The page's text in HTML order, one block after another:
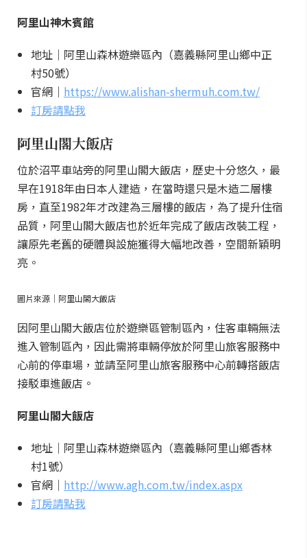
阿里山神木賓館
地址｜阿里山森林遊樂區內（嘉義縣阿里山鄉中正
村50號）
官網｜ https://www.alishan-shermuh.com.tw/
訂房請點我
阿里山閣大飯店
位於沼平車站旁的阿里山閣大飯店，歷史十分悠久，最
早在1918年由日本人建造，在當時還只是木造二層樓
房，直至1982年才改建為三層樓的飯店，為了提升住宿
品質，阿里山閣大飯店也於近年完成了飯店改裝工程，
讓原先老舊的硬體與設施獲得大幅地改善，空間新穎明
亮。
圖片來源｜阿里山閣大飯店
因阿里山閣大飯店位於遊樂區管制區內，住客車輛無法
進入管制區內，因此需將車輛停放於阿里山旅客服務中
心前的停車場，並請至阿里山旅客服務中心前轉搭飯店
接駁車進飯店。
阿里山閣大飯店
地址｜阿里山森林遊樂區內（嘉義縣阿里山鄉香林
村1號）
官網｜ http://www.agh.com.tw/index.aspx
訂房請點我